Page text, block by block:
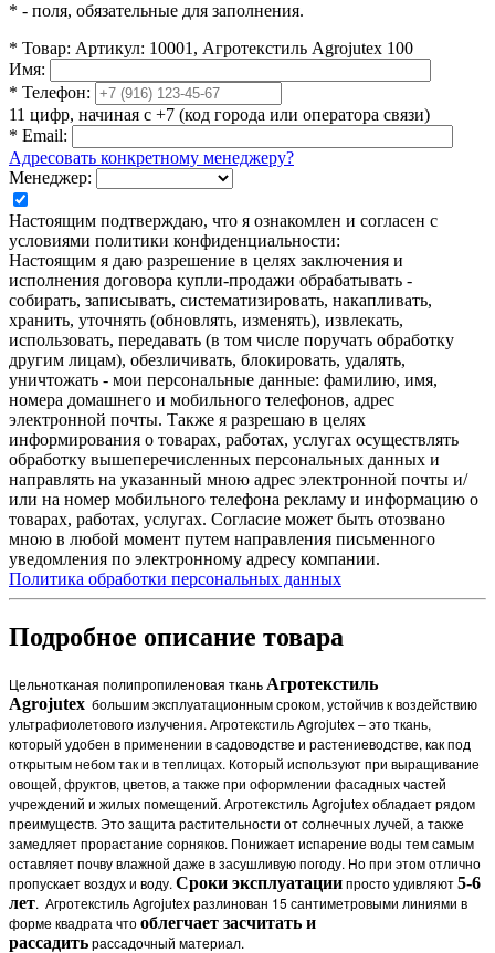
* - поля, обязательные для заполнения.
* Товар: Артикул: 10001, Агротекстиль Agrojutex 100
Имя:
* Телефон:
11 цифр, начиная с +7 (код города или оператора связи)
* Email:
Адресовать конкретному менеджеру?
Менеджер:
Настоящим подтверждаю, что я ознакомлен и согласен с
условиями политики конфиденциальности:
Настоящим я даю разрешение в целях заключения и
исполнения договора купли-продажи обрабатывать -
собирать, записывать, систематизировать, накапливать,
хранить, уточнять (обновлять, изменять), извлекать,
использовать, передавать (в том числе поручать обработку
другим лицам), обезличивать, блокировать, удалять,
уничтожать - мои персональные данные: фамилию, имя,
номера домашнего и мобильного телефонов, адрес
электронной почты. Также я разрешаю в целях
информирования о товарах, работах, услугах осуществлять
обработку вышеперечисленных персональных данных и
направлять на указанный мною адрес электронной почты и/
или на номер мобильного телефона рекламу и информацию о
товарах, работах, услугах. Согласие может быть отозвано
мною в любой момент путем направления письменного
уведомления по электронному адресу компании.
Политика обработки персональных данных
Подробное описание товара
Цельнотканая полипропиленовая ткань Агротекстиль
Agrojutex большим эксплуатационным сроком, устойчив к воздействию
ультрафиолетового излучения. Агротекстиль Agrojutex – это ткань,
который удобен в применении в садоводстве и растениеводстве, как под
открытым небом так и в теплицах. Который используют при выращивание
овощей, фруктов, цветов, а также при оформлении фасадных частей
учреждений и жилых помещений. Агротекстиль Agrojutex обладает рядом
преимуществ. Это защита растительности от солнечных лучей, а также
замедляет прорастание сорняков. Понижает испарение воды тем самым
оставляет почву влажной даже в засушливую погоду. Но при этом отлично
пропускает воздух и воду. Сроки эксплуатациипросто удивляют5-6
лет. Агротекстиль Agrojutex разлинован 15 сантиметровыми линиями в
форме квадрата чтооблегчает засчитать и
рассадитьрассадочный материал.